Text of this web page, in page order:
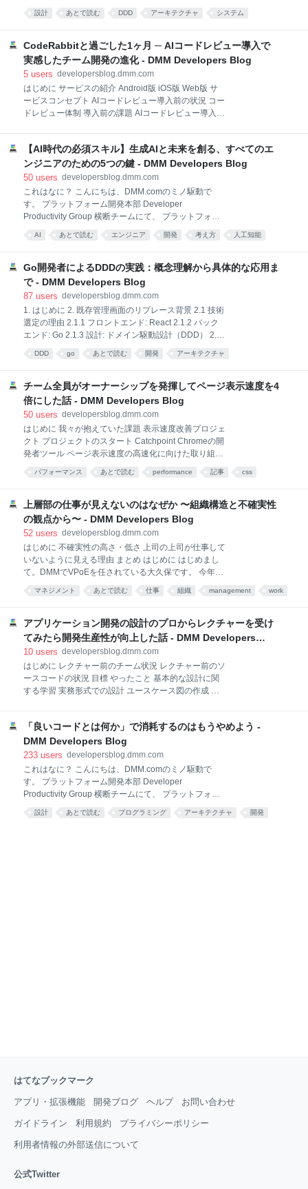
技術的課題 言語の壁：llama3.2の「二重人格」現象 そ
2: service 層に複数の責務が集中し、メンテナンス性
が低下していた 課題3: service層のdaoへの依存が大き
ら「実装」への変換プロセス 1.ドメインモデル から実
装への変換プロセス 2.イベントから実装への変換プロ
セス 3. コマンド から実装への変換プロセス 4. 実装と
よる修正 テストしやすい制約のポイント テスト戦略の
変化 ユニットテストと統合テストの責任分離 「壊れや
すい構造」から 「テストしやすい構造」 へどう変わっ
化とそれによるレビュー・開発体験の変化 数値で示
設計 あとで読む DDD アーキテクチャ システム
CodeRabbitと過ごした1ヶ月 ─ AIコードレビュー導入で
実感したチーム開発の進化 - DMM Developers Blog
5 users developersblog.dmm.com
はじめに サービスの紹介 Android版 iOS版 Web版 サ
ービスコンセプト AIコードレビュー導入前の状況 コー
ドレビュー体制 導入前の課題 AIコードレビュー導入の
定量的な効果 チームメンバーからの声 Android開発な
らではの指摘 今後の展望 課題解決の進捗 残された課
題 今後の方針 プラットフォーム開発本部のAI戦略 ま
とめ 2025年4月30日に開催された
「Sansan×DMM.com Android Tech Talk」での登壇内
容を基にしています。
nnpass.com 登壇資料は以下からご覧いただけます。
【AI時代の必須スキル】生成AIと未来を創る、すべてのエ
ンジニアのための5つの鍵 - DMM Developers Blog
50 users developersblog.dmm.com
これはなに？ こんにちは、DMM.comのミノ駆動で
す。 プラットフォーム開発本部 Developer
Productivity Group 横断チームにて、 プラットフォー
ムの設計品質向上に取り組んでいます。 ここ最近、AI
エージェントなどの登場により ITサービス開発におい
発はAI協働が必須」 「エンジニアにとってAIを使いこ
なすことが必須基礎スキルとなる」 とも言われ始めて
います。 望む望まざるに関わらず、生成AIによる開発
そんな中、生成AIを使いこなすにはどうすればいいの
か、 生成AIと上手く協働するにはどのようなノウハウ
が必要なのか、 どのようなスキルが必要なのか、迷い
や不安が生じることも多いでしょう。 実際のところ、
AI あとで読む エンジニア 開発 考え方 人工知能
Go開発者によるDDDの実践：概念理解から具体的な応用ま
で - DMM Developers Blog
87 users developersblog.dmm.com
1. はじめに 2. 既存管理画面のリプレース背景 2.1 技術
選定の理由 2.1.1 フロントエンド: React 2.1.2 バック
エンド: Go 2.1.3 設計: ドメイン駆動設計（DDD） 2.2
再構築による期待効果 3. DDD導入における課題 3.1
DDDの概念理解と実践のギャップ 3.2 Go言語における
な配置 4. 課題解決に向けた対策 5. Go言語を用いた
DDDの実践 5.1 DDDの基本概念 5.1.1 ドメイン
(Domain) 5.1.2 エンティティ (Entity) 5.1.3 バリューオ
(Aggregate) 5.1.5 リポジトリ (Repository) 5.1.6 サー
ビス (Service) 5.2 DDDにおけるDI/D
DDD go あとで読む 開発 アーキテクチャ
チーム全員がオーナーシップを発揮してページ表示速度を4
倍にした話 - DMM Developers Blog
50 users developersblog.dmm.com
はじめに 我々が抱えていた課題 表示速度改善プロジェ
クト プロジェクトのスタート Catchpoint Chromeの開
発者ツール ページ表示速度の高速化に向けた取り組み
１）CSS、JavaScriptの外部ファイル化 ２）Emotion
からCSS Modulesへの移行 ３）スクリプトの読み込み
かったこと/どのように乗り越えたか 漠然とした不安に
立ち向かう力 開発チーム間の連携とエンジニアの主体
性 ミッションの異なる組織を納得させるコミュニケー
ップを発揮するチーム作り チーム内で階層を作らず、
情報差分もゼロに 小さい成功体験の積み重ね まとめ
はじめに EXNOAプラットフォーム戦略室の小林で
す。 250タイトル以上のゲームを配信するプラットフ
パフォーマンス あとで読む performance 記事 css
上層部の仕事が見えないのはなぜか 〜組織構造と不確実性
の観点から〜 - DMM Developers Blog
52 users developersblog.dmm.com
はじめに 不確実性の高さ・低さ 上司の上司が仕事して
いないように見える理由 まとめ はじめに はじめまし
て。DMMでVPoEを任されている大久保です。 今年で
4回目になりますが、DMMグループ Advent Calendar
2024の最後を務めさせていただきます。最後までお読
の他の記事も面白いのでまだ読まれていない方はぜひ
お読みください。 今回は私がメンバーだった頃から感
じていたことについて言語化してみました。 不確実性
る傾向があります。その理由の一つとして、不確実性
が関係していると考えられます（もちろん、これが全
てではありません）。 ビジネスにおいて、不確実性の
況で判断を下したりする必要があります。こうした行
為は大きな責任を伴
マネジメント あとで読む 仕事 組織 management work
アプリケーション開発の設計のプロからレクチャーを受け
てみたら開発生産性が向上した話 - DMM Developers
Blog
10 users developersblog.dmm.com
はじめに レクチャー前のチーム状況 レクチャー前のソ
ースコードの状況 目標 やったこと 基本的な設計に関
する学習 実務形式での設計 ユースケース図の作成 イ
マネージャーの理解 まとめ 宣伝 はじめに プラットフ
ォーム開発本部CSPグループで主にDMMヘルプセンタ
ーのバックエンド開発を担当している、佐々木です。
私たちのチームでは、今年の8月から11月にかけてバ
ックエンドAPIのリアーキテクチャに取り組みまし
た。 このプロジェクトでは、アプリケーションアーキ
（@MinoDriven）さんから直接ご指導をいただきまし
「良いコードとは何か」で消耗するのはもうやめよう -
DMM Developers Blog
233 users developersblog.dmm.com
これはなに？ こんにちは、DMM.comのミノ駆動で
す。 プラットフォーム開発本部 Developer
Productivity Group 横断チームにて、 プラットフォー
ムの設計品質向上に取り組んでいます。 さて、ネット
上ではソフトウェア開発における「良いコードとは何
設計 あとで読む プログラミング アーキテクチャ 開発
はてなブックマーク
アプリ・拡張機能 開発ブログ ヘルプ お問い合わせ
ガイドライン 利用規約 プライバシーポリシー
利用者情報の外部送信について
公式Twitter